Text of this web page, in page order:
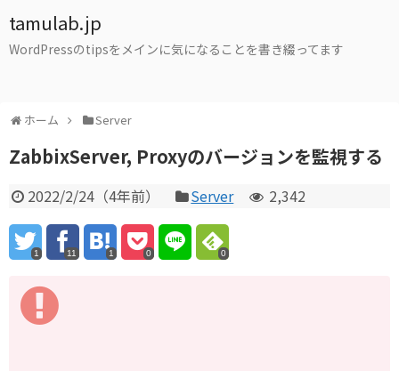
tamulab.jp
WordPressのtipsをメインに気になることを書き綴ってます
ホーム Server
ZabbixServer, Proxyのバージョンを監視する
2022/2/24（4年前） Server 2,342
1 11 1 0 0